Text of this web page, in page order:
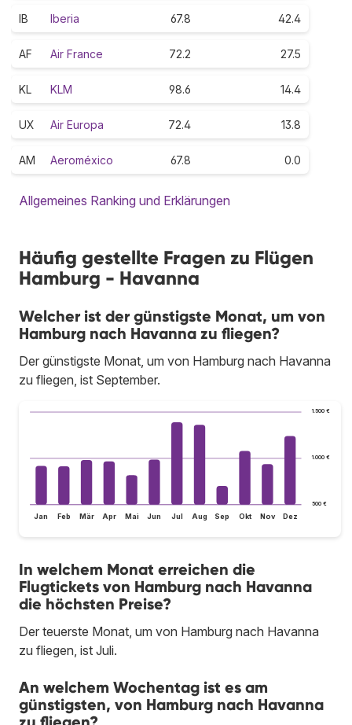
IB Iberia 67.8 42.4
AF Air France 72.2 27.5
KL KLM 98.6 14.4
UX Air Europa 72.4 13.8
AM Aeroméxico 67.8 0.0
Allgemeines Ranking und Erklärungen
Häufig gestellte Fragen zu Flügen
Hamburg - Havanna
Welcher ist der günstigste Monat, um von
Hamburg nach Havanna zu fliegen?
Der günstigste Monat, um von Hamburg nach Havanna
zu fliegen, ist September.
500 €
1.000 €
1.500 €
Jan Feb Mär Apr Mai Jun Jul Aug Sep Okt Nov Dez
In welchem Monat erreichen die
Flugtickets von Hamburg nach Havanna
die höchsten Preise?
Der teuerste Monat, um von Hamburg nach Havanna
zu fliegen, ist Juli.
An welchem Wochentag ist es am
günstigsten, von Hamburg nach Havanna